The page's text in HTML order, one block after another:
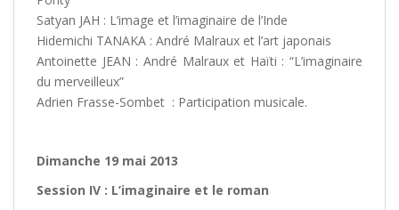
Satyan JAH : L’image et l’imaginaire de l’Inde
Hidemichi TANAKA : André Malraux et l’art japonais
Antoinette JEAN : André Malraux et Haïti : “L’imaginaire
du merveilleux”
Adrien Frasse-Sombet : Participation musicale.
Dimanche 19 mai 2013
Session IV : L’imaginaire et le roman